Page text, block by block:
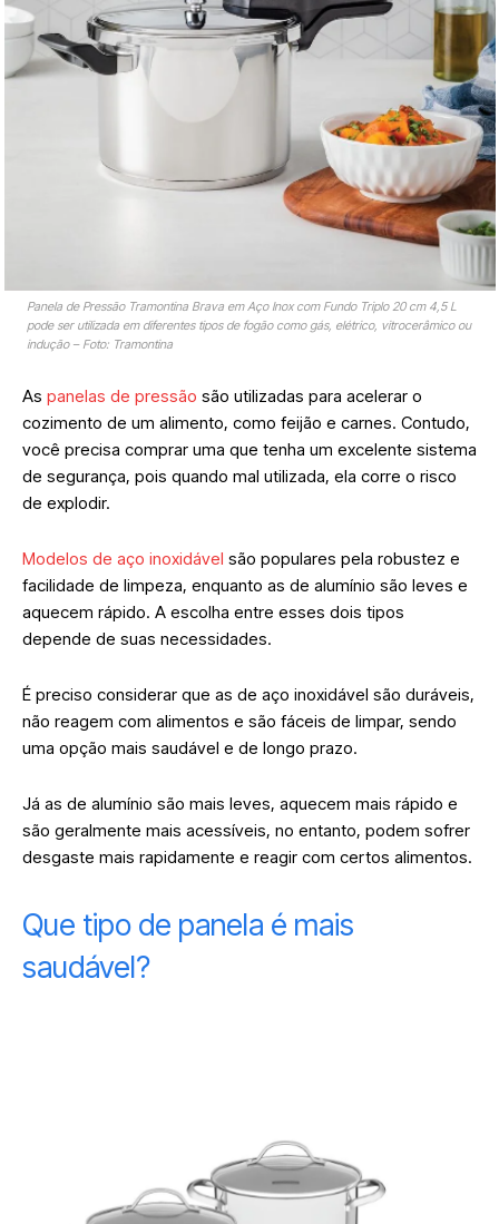
Panela de Pressão Tramontina Brava em Aço Inox com Fundo Triplo 20 cm 4,5 L
pode ser utilizada em diferentes tipos de fogão como gás, elétrico, vitrocerâmico ou
indução – Foto: Tramontina
As panelas de pressão são utilizadas para acelerar o
cozimento de um alimento, como feijão e carnes. Contudo,
você precisa comprar uma que tenha um excelente sistema
de segurança, pois quando mal utilizada, ela corre o risco
de explodir.
Modelos de aço inoxidável são populares pela robustez e
facilidade de limpeza, enquanto as de alumínio são leves e
aquecem rápido. A escolha entre esses dois tipos
depende de suas necessidades.
É preciso considerar que as de aço inoxidável são duráveis,
não reagem com alimentos e são fáceis de limpar, sendo
uma opção mais saudável e de longo prazo.
Já as de alumínio são mais leves, aquecem mais rápido e
são geralmente mais acessíveis, no entanto, podem sofrer
desgaste mais rapidamente e reagir com certos alimentos.
Que tipo de panela é mais
saudável?